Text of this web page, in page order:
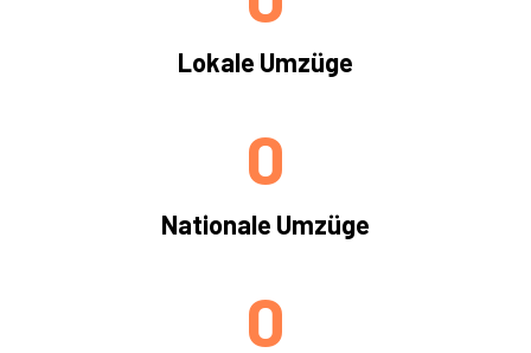
Lokale Umzüge
Nationale Umzüge
0
0